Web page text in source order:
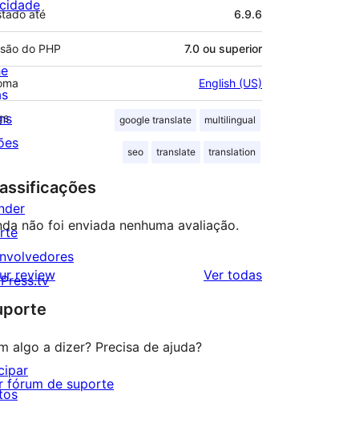
até 6.9.6
do PHP 7.0 ou superior
English (US)
google translate multilingual
seo translate translation
não foi enviada nenhuma avaliação.
review Ver todasavaliações
algo a dizer? Precisa de ajuda?
fórum de suporte